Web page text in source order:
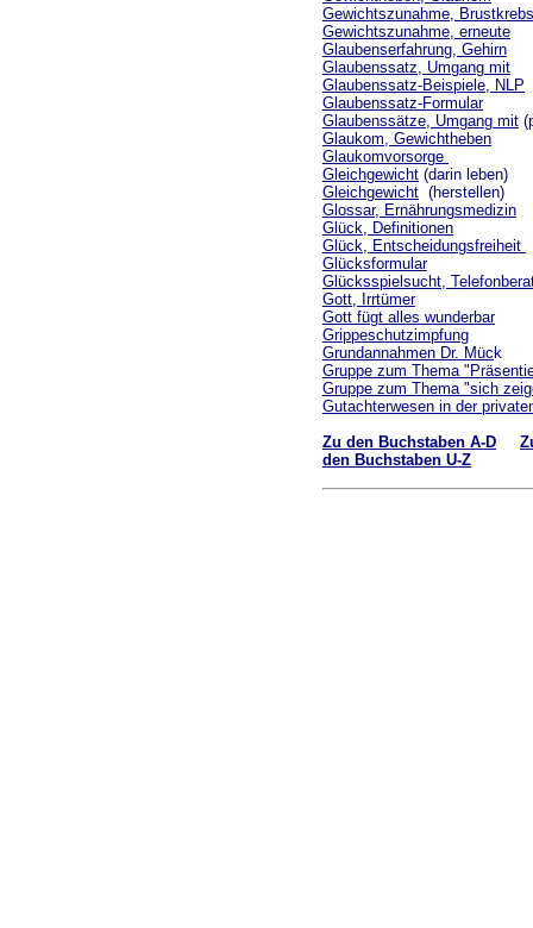
Gewichtszunahme,
Gewichtszunahme, erneute
Glaubenserfahrung, Gehirn
Glaubenssatz, Umgang mit
Glaubenssatz-Beispiele, NLP
Glaubenssatz-Formular
Glaubenssätze, Umgang mit
Glaukom, Gewichtheben
Glaukomvorsorge
Gleichgewicht (darin leben)
Gleichgewicht (herstellen)
Glossar, Ernährungsmedizin
Glück, Definitionen
Glück, Entscheidungsfreiheit
Glücksformular
Glücksspielsucht,
Gott, Irrtümer
Gott fügt alles wunderbar
Grippeschutzimpfung
Grundannahmen Dr. Müc k
Gruppe zum Thema
Gruppe zum Thema "sich
Gutachterwesen in der
Zu den Buchstaben A-D
den Buchstaben U-Z